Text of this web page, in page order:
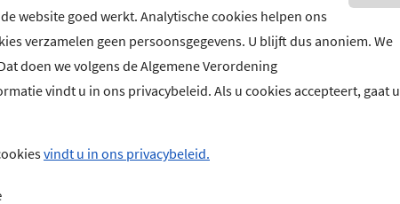
website goed werkt. Analytische cookies helpen ons
verzamelen geen persoonsgegevens. U blijft dus anoniem. We
doen we volgens de Algemene Verordening
vindt u in ons privacybeleid. Als u cookies accepteert, gaat u
vindt u in ons privacybeleid.
Wilt u niets missen?
en volg ons ook op social media.